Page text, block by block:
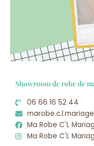
Showroom de robe de
06 66 16 52 44
Ma Robe C'L
Ma Robe C'L